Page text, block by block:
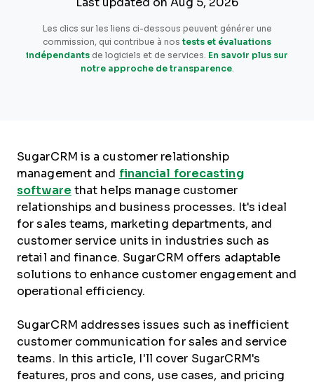
Last updated on Aug 5, 2026
Les clics sur les liens ci-dessous peuvent générer une
commission, qui contribue à nos tests et évaluations
indépendants de logiciels et de services. En savoir plus sur
notre approche de transparence.
SugarCRM is a customer relationship
management and financial forecasting
software that helps manage customer
relationships and business processes. It's ideal
for sales teams, marketing departments, and
customer service units in industries such as
retail and finance. SugarCRM offers adaptable
solutions to enhance customer engagement and
operational efficiency.
SugarCRM addresses issues such as inefficient
customer communication for sales and service
teams. In this article, I'll cover SugarCRM's
features, pros and cons, use cases, and pricing